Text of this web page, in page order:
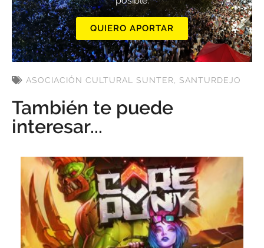
QUIERO APORTAR
ASOCIACIÓN CULTURAL SUNTER, SANTURDEJO
También te puede
interesar...